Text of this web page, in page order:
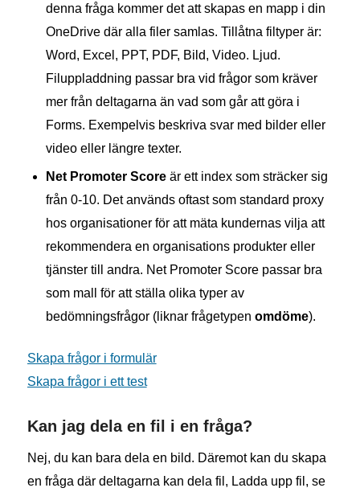
denna fråga kommer det att skapas en mapp i din
OneDrive där alla filer samlas. Tillåtna filtyper är:
Word, Excel, PPT, PDF, Bild, Video. Ljud.
Filuppladdning passar bra vid frågor som kräver
mer från deltagarna än vad som går att göra i
Forms. Exempelvis beskriva svar med bilder eller
video eller längre texter.
Net Promoter Scoreär ett index som sträcker sig
från 0-10. Det används oftast som standard proxy
hos organisationer för att mäta kundernas vilja att
rekommendera en organisations produkter eller
tjänster till andra. Net Promoter Score passar bra
som mall för att ställa olika typer av
bedömningsfrågor (liknar frågetypen omdöme).
Skapa frågor i formulär
Skapa frågor i ett test
Kan jag dela en fil i en fråga?
Nej, du kan bara dela en bild. Däremot kan du skapa
en fråga där deltagarna kan dela fil, Ladda upp fil, se